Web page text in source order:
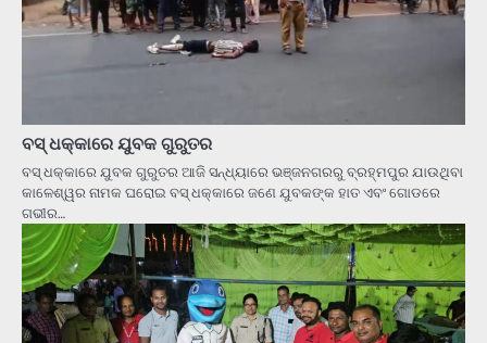
ବସ୍ ଧକ୍କାରେ ଯୁବକ ଗୁରୁତର
ବସ୍ ଧକ୍କାରେ ଯୁବକ ଗୁରୁତର ଆଜି ସନ୍ଧ୍ୟାରେ ଭଞ୍ଜନଗରରୁ ବ୍ରହ୍ମପୁର ଯାଉଥିବା
କାଳେଶ୍ୱର ନାମକ ଘରୋଇ ବସ୍ ଧକ୍କାରେ ଜଣେ ଯୁବକଙ୍କ ହାତ ଏବଂ ଗୋଡରେ
ଗଭୀର…